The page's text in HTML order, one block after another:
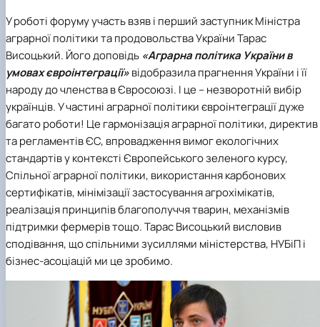
У роботі форуму участь взяв і перший заступникМіністра
аграрної політики та продовольства УкраїниТарас
Висоцький. Його доповідь «Аграрна політика України в
умовах євроінтеграції»відобразила прагнення України і її
народу до членства в Євросоюзі. І це – незворотній вибір
українців. У частині аграрної політики євроінтеграції дуже
багато роботи! Це гармонізація аграрної політики, директив
та регламентів ЄС, впровадження вимог екологічних
стандартів у контексті Європейського зеленого курсу,
Спільної аграрної політики, використання карбонових
сертифікатів, мінімізації застосування агрохімікатів,
реалізація принципів благополуччя тварин, механізмів
підтримки фермерів тощо. Тарас Висоцький висловив
сподівання, що спільними зусиллями міністерства, НУБіП і
бізнес-асоціацій ми це зробимо.